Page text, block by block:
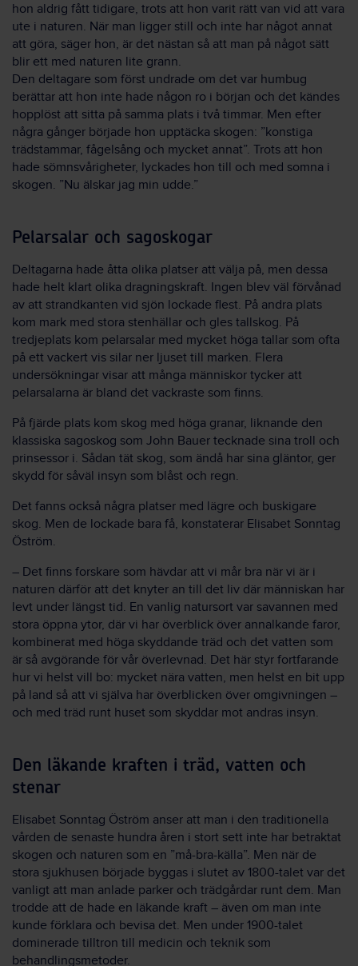
hon aldrig fått tidigare, trots att hon varit rätt van vid att vara
ute i naturen. När man ligger still och inte har något annat
att göra, säger hon, är det nästan så att man på något sätt
blir ett med naturen lite grann.
Den deltagare som först undrade om det var humbug
berättar att hon inte hade någon ro i början och det kändes
hopplöst att sitta på samma plats i två timmar. Men efter
några gånger började hon upptäcka skogen: ”konstiga
trädstammar, fågelsång och mycket annat”. Trots att hon
hade sömnsvårigheter, lyckades hon till och med somna i
skogen. ”Nu älskar jag min udde.”
Pelarsalar och sagoskogar
Deltagarna hade åtta olika platser att välja på, men dessa
hade helt klart olika dragningskraft. Ingen blev väl förvånad
av att strandkanten vid sjön lockade flest. På andra plats
kom mark med stora stenhällar och gles tallskog. På
tredjeplats kom pelarsalar med mycket höga tallar som ofta
på ett vackert vis silar ner ljuset till marken. Flera
undersökningar visar att många människor tycker att
pelarsalarna är bland det vackraste som finns.
På fjärde plats kom skog med höga granar, liknande den
klassiska sagoskog som John Bauer tecknade sina troll och
prinsessor i. Sådan tät skog, som ändå har sina gläntor, ger
skydd för såväl insyn som blåst och regn.
Det fanns också några platser med lägre och buskigare
skog. Men de lockade bara få, konstaterar Elisabet Sonntag
Öström.
– Det finns forskare som hävdar att vi mår bra när vi är i
naturen därför att det knyter an till det liv där människan har
levt under längst tid. En vanlig natursort var savannen med
stora öppna ytor, där vi har överblick över annalkande faror,
kombinerat med höga skyddande träd och det vatten som
är så avgörande för vår överlevnad. Det här styr fortfarande
hur vi helst vill bo: mycket nära vatten, men helst en bit upp
på land så att vi själva har överblicken över omgivningen –
och med träd runt huset som skyddar mot andras insyn.
Den läkande kraften i träd, vatten och
stenar
Elisabet Sonntag Öström anser att man i den traditionella
vården de senaste hundra åren i stort sett inte har betraktat
skogen och naturen som en ”må-bra-källa”. Men när de
stora sjukhusen började byggas i slutet av 1800-talet var det
vanligt att man anlade parker och trädgårdar runt dem. Man
trodde att de hade en läkande kraft – även om man inte
kunde förklara och bevisa det. Men under 1900-talet
dominerade tilltron till medicin och teknik som
behandlingsmetoder.